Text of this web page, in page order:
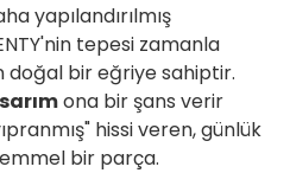
yapılandırılmış
tepesi zamanla
doğal bir eğriye sahiptir.
ona bir şans verir
hissi veren, günlük
bir parça.